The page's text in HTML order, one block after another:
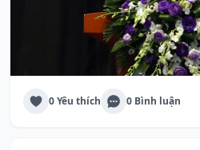
0 Yêu thích 0 Bình luận